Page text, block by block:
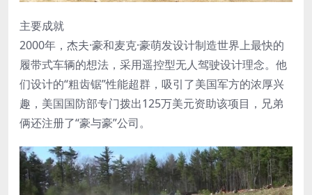
主要成就
2000年，杰夫·豪和麦克·豪萌发设计制造世界上最快的
履带式车辆的想法，采用遥控型无人驾驶设计理念。他
们设计的“粗齿锯”性能超群，吸引了美国军方的浓厚兴
趣，美国国防部专门拨出125万美元资助该项目，兄弟
俩还注册了“豪与豪”公司。